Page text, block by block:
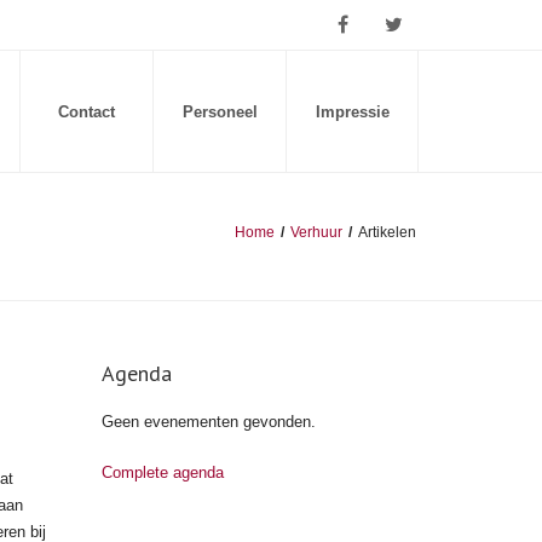
Contact Personeel Impressie
Home / Verhuur / Artikelen
bij
Agenda
Geen evenementen gevonden.
Complete agenda